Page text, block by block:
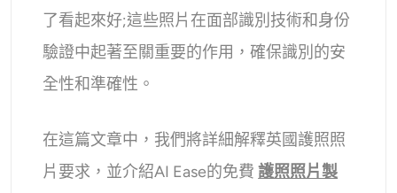
人工智慧替換器
AI重新著色
AI 風格圖片生成器
了看起來好;這些照片在面部識別技術和身份
驗證中起著至關重要的作用，確保識別的安
全性和準確性。
在這篇文章中，我們將詳細解釋英國護照照
片要求，並介紹AI Ease的免費 護照照片製